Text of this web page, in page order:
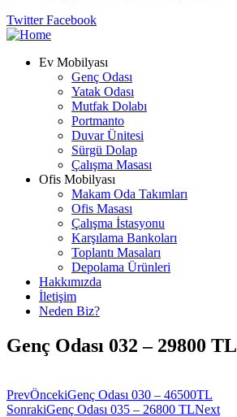
Twitter Facebook
Ev Mobilyası
Genç Odası
Yatak Odası
Mutfak Dolabı
Portmanto
Duvar Ünitesi
Sürgü Dolap
Çalışma Masası
Ofis Mobilyası
Makam Oda Takımları
Ofis Masası
Çalışma İstasyonu
Karşılama Bankoları
Toplantı Masaları
Depolama Ürünleri
Hakkımızda
İletişim
Neden Biz?
Genç Odası 032 – 29800 TL
PrevÖncekiGenç Odası 030 – 46500TL
SonrakiGenç Odası 035 – 26800 TLNext